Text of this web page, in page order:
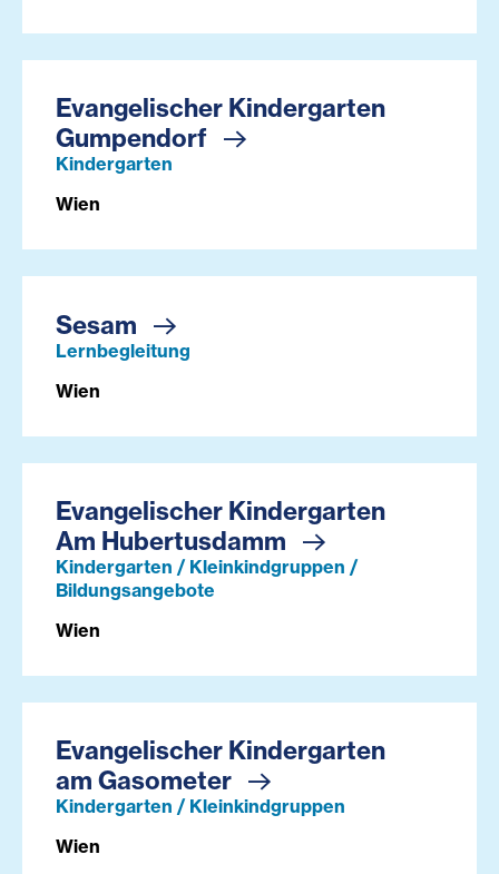
Evangelischer Kindergarten
Gumpendorf
Kindergarten
Wien
Sesam
Lernbegleitung
Wien
Evangelischer Kindergarten
Am Hubertusdamm
Kindergarten / Kleinkindgruppen /
Bildungsangebote
Wien
Evangelischer Kindergarten
am Gasometer
Kindergarten / Kleinkindgruppen
Wien